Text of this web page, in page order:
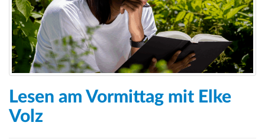
Lesen am Vormittag mit Elke
Volz